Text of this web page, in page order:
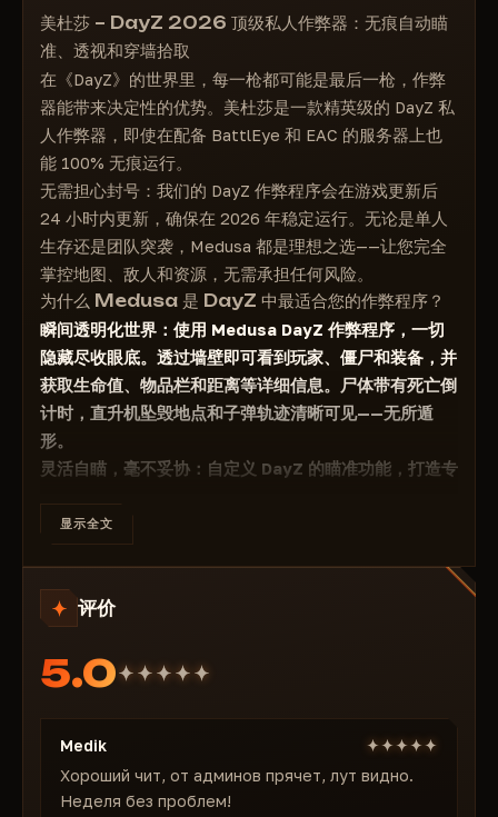
骷髅头
生命条
信息
信息颜色
物品栏
手中物品
线条
最大距离
僵尸
启用
方框样式
实心方框
头顶圆点
骷髅头
信息（名称/距离）
物品栏
线条
动物
图标
车辆
时间调整
穿墙拾取
本地位置
开启第三人称视角
禁用草地
配置
列表
添加
保存
加载
重命名
删除
默认自动加载
导出
导入
重置设置
设置
菜单按钮
紧急按钮
主色
样式
主题
DPI缩放
语言
保存
美杜莎 – DayZ 2026 顶级私人作弊器：无痕自动瞄
准、透视和穿墙拾取
在《DayZ》的世界里，每一枪都可能是最后一枪，作弊
器能带来决定性的优势。美杜莎是一款精英级的 DayZ 私
人作弊器，即使在配备 BattlEye 和 EAC 的服务器上也
能 100% 无痕运行。
无需担心封号：我们的 DayZ 作弊程序会在游戏更新后
24 小时内更新，确保在 2026 年稳定运行。无论是单人
生存还是团队突袭，Medusa 都是理想之选——让您完全
掌控地图、敌人和资源，无需承担任何风险。
为什么 Medusa 是 DayZ 中最适合您的作弊程序？
瞬间透明化世界：使用 Medusa DayZ 作弊程序，一切
隐藏尽收眼底。透过墙壁即可看到玩家、僵尸和装备，并
获取生命值、物品栏和距离等详细信息。尸体带有死亡倒
计时，直升机坠毁地点和子弹轨迹清晰可见——无所遁
形。
灵活自瞄，毫不妥协：自定义 DayZ 的瞄准功能，打造专
线。
功能，可显示骷髅、生命值条、手中物品以及按类别/品
意外检查。
自动搜刮和生存
DayZ 作弊器？不，Medusa 是一款高级作弊器，提供保
障，但每月收费 300 卢布。
安全便捷：DayZ 私人作弊器
Medusa 不仅仅是DayZ 作弊器
显示全文
评价
5.0
Medik
Хороший чит, от админов прячет, лут видно.
Неделя без проблем!